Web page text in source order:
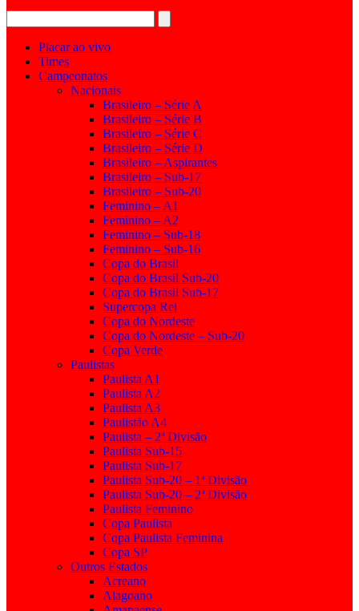
Placar ao vivo
Times
Campeonatos
Nacionais
Brasileiro – Série A
Brasileiro – Série B
Brasileiro – Série C
Brasileiro – Série D
Brasileiro – Aspirantes
Brasileiro – Sub-17
Brasileiro – Sub-20
Feminino – A1
Feminino – A2
Feminino – Sub-18
Feminino – Sub-16
Copa do Brasil
Copa do Brasil Sub-20
Copa do Brasil Sub-17
Supercopa Rei
Copa do Nordeste
Copa do Nordeste – Sub-20
Copa Verde
Paulistas
Paulista A1
Paulista A2
Paulista A3
Paulistão A4
Paulista – 2ª Divisão
Paulista Sub-15
Paulista Sub-17
Paulista Sub-20 – 1ª Divisão
Paulista Sub-20 – 2ª Divisão
Paulista Feminino
Copa Paulista
Copa Paulista Feminina
Copa SP
Outros Estados
Acreano
Alagoano